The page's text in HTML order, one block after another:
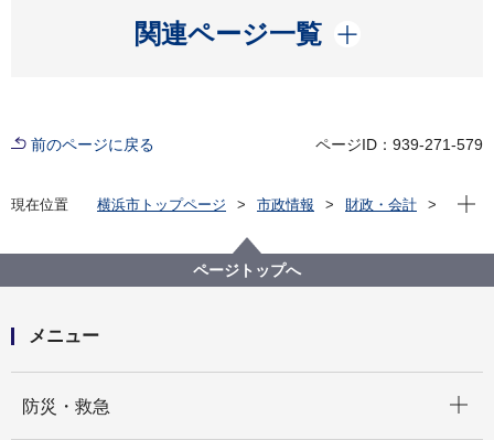
関連ページ一覧
開く
前のページに戻る ページID：939-271-579
現在位置 横浜市トップページ 市政情報
財政・会計
現在
ページトップへ
メニュー
防災・救急